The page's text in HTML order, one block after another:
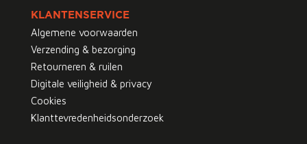
KLANTENSERVICE
Algemene voorwaarden
Verzending & bezorging
Retourneren & ruilen
Digitale veiligheid & privacy
Cookies
Klanttevredenheidsonderzoek